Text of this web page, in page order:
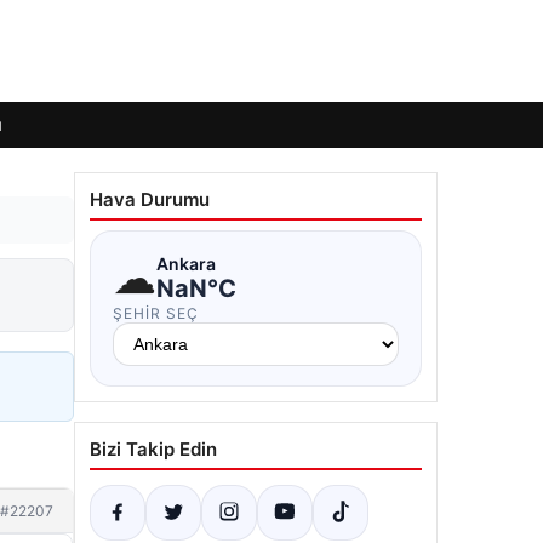
#22207
Hava Durumu
☁Ankara
NaN°C
ŞEHIR SEÇ
Bizi Takip Edin